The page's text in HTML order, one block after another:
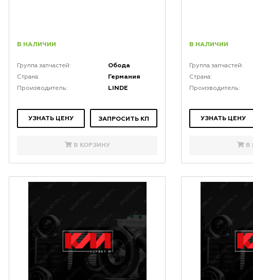
В НАЛИЧИИ
Группа запчастей: Обода
Страна: Германия
Производитель: LINDE
УЗНАТЬ ЦЕНУ ЗАПРОСИТЬ КП
В КОРЗИНУ
В НАЛИЧИИ
Группа запчастей:
Страна:
Производитель:
УЗНАТЬ ЦЕНУ
В